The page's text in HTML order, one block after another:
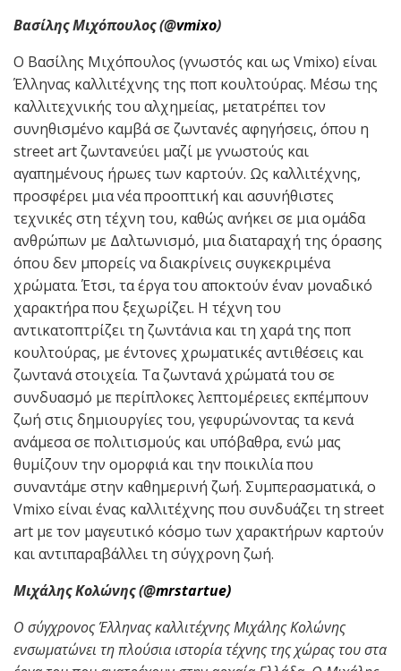
Βασίλης Μιχόπουλος (@vmixo)
Ο Βασίλης Μιχόπουλος (γνωστός και ως Vmixo) είναι
Έλληνας καλλιτέχνης της ποπ κουλτούρας. Μέσω της
καλλιτεχνικής του αλχημείας, μετατρέπει τον
συνηθισμένο καμβά σε ζωντανές αφηγήσεις, όπου η
street art ζωντανεύει μαζί με γνωστούς και
αγαπημένους ήρωες των καρτούν. Ως καλλιτέχνης,
προσφέρει μια νέα προοπτική και ασυνήθιστες
τεχνικές στη τέχνη του, καθώς ανήκει σε μια ομάδα
ανθρώπων με Δαλτωνισμό, μια διαταραχή της όρασης
όπου δεν μπορείς να διακρίνεις συγκεκριμένα
χρώματα. Έτσι, τα έργα του αποκτούν έναν μοναδικό
χαρακτήρα που ξεχωρίζει. Η τέχνη του
αντικατοπτρίζει τη ζωντάνια και τη χαρά της ποπ
κουλτούρας, με έντονες χρωματικές αντιθέσεις και
ζωντανά στοιχεία. Τα ζωντανά χρώματά του σε
συνδυασμό με περίπλοκες λεπτομέρειες εκπέμπουν
ζωή στις δημιουργίες του, γεφυρώνοντας τα κενά
ανάμεσα σε πολιτισμούς και υπόβαθρα, ενώ μας
θυμίζουν την ομορφιά και την ποικιλία που
συναντάμε στην καθημερινή ζωή. Συμπερασματικά, ο
Vmixo είναι ένας καλλιτέχνης που συνδυάζει τη street
art με τον μαγευτικό κόσμο των χαρακτήρων καρτούν
και αντιπαραβάλλει τη σύγχρονη ζωή.
Μιχάλης Κολώνης (@mrstartue)
Ο σύγχρονος Έλληνας καλλιτέχνης Μιχάλης Κολώνης
ενσωματώνει τη πλούσια ιστορία τέχνης της χώρας του στα